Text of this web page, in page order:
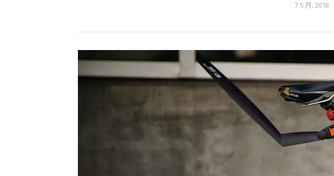
7 5 月, 2018